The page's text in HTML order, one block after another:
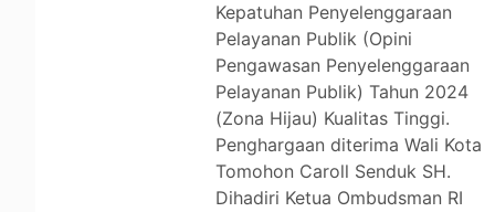
Kepatuhan Penyelenggaraan
Pelayanan Publik (Opini
Pengawasan Penyelenggaraan
Pelayanan Publik) Tahun 2024
(Zona Hijau) Kualitas Tinggi.
Penghargaan diterima Wali Kota
Tomohon Caroll Senduk SH.
Dihadiri Ketua Ombudsman RI